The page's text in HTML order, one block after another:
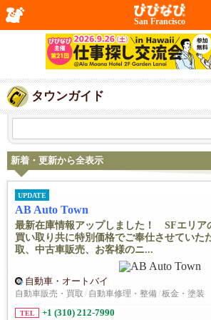
San Francisco
タウンガイド
新着・更新から全表示
UPDATE
AB Auto Town
最新在庫情報アップしました！ SFエリア
買い取り共に特別価格でご奉仕させていた
取、中古車販売、お客様のニ...
自動車・オートバイ
自動車販売・買取 / 自動車修理・整備/板金・塗装
TEL +1 (310) 212-7990